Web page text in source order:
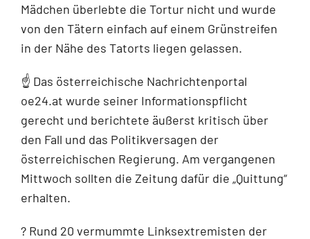
Mädchen überlebte die Tortur nicht und wurde
von den Tätern einfach auf einem Grünstreifen
in der Nähe des Tatorts liegen gelassen.
☝️ Das österreichische Nachrichtenportal
oe24.at wurde seiner Informationspflicht
gerecht und berichtete äußerst kritisch über
den Fall und das Politikversagen der
österreichischen Regierung. Am vergangenen
Mittwoch sollten die Zeitung dafür die „Quittung“
erhalten.
? Rund 20 vermummte Linksextremisten der